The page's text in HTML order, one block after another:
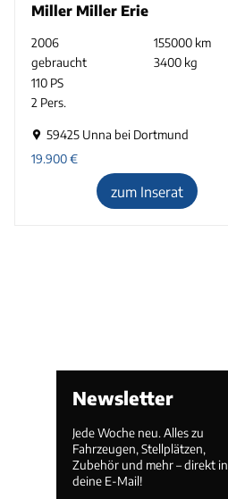
Miller Miller Erie
2006
155000 km
gebraucht
3400 kg
110 PS
2 Pers.
59425 Unna bei Dortmund
19.900€
zum Inserat
Newsletter
Jede Woche neu. Alles zu
Fahrzeugen, Stellplätzen,
Zubehör und mehr – direkt in
deine E-Mail!